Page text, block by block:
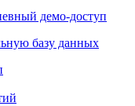
демо-доступ
базу данных